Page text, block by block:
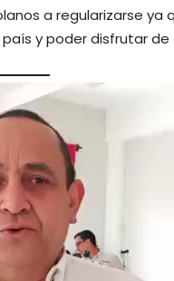
a regularizarse ya
y poder disfrutar de